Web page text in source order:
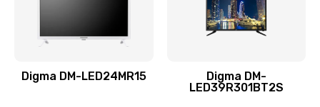
Замена шлейфа матрицы
Заказать
Digma DM-LED24MR15
Digma DM-
LED39R301BT2S